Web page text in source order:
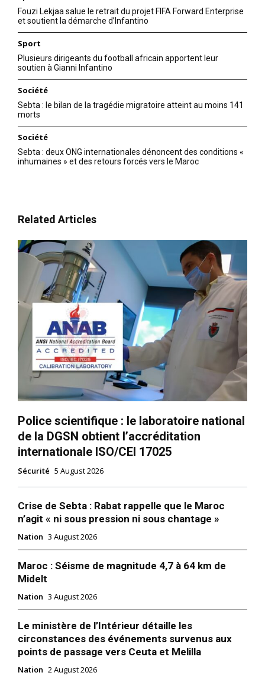
Mon compte
Related
François Bayrou quitte le
Coup de tonnerre ce matin
d’un remaniement ministériel
Bayrou a annonce à l’AFP sa
décision de quitter le
Goulard, visée par une
21 June 2017
17 May 2017
De la Défense à Matignon :
Macron choisit un Premier
ministre de guerre
9 September 2025
In "Monde"
Fouzi Lekjaa salue le retrait du projet FIFA Forward Enterprise
et soutient la démarche d’Infantino
Sport
Plusieurs dirigeants du football africain apportent leur
soutien à Gianni Infantino
Société
Sebta : le bilan de la tragédie migratoire atteint au moins 141
morts
Société
Sebta : deux ONG internationales dénoncent des conditions «
inhumaines » et des retours forcés vers le Maroc
Related Articles
Police scientifique : le laboratoire national
de la DGSN obtient l’accréditation
internationale ISO/CEI 17025
Sécurité 5 August 2026
Crise de Sebta : Rabat rappelle que le Maroc
n’agit « ni sous pression ni sous chantage »
Nation 3 August 2026
Maroc : Séisme de magnitude 4,7 à 64 km de
Midelt
Nation 3 August 2026
Le ministère de l’Intérieur détaille les
circonstances des événements survenus aux
points de passage vers Ceuta et Melilla
Nation 2 August 2026